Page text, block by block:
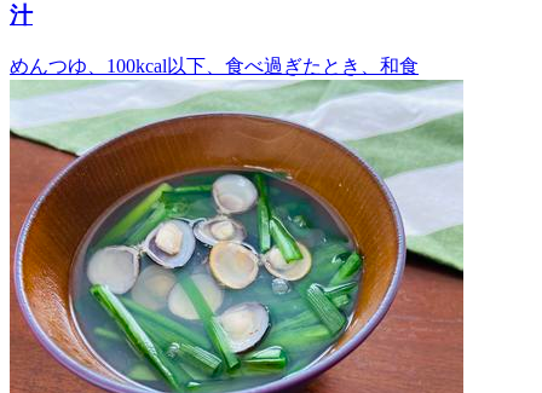
汁
めんつゆ、100kcal以下、食べ過ぎたとき、和食